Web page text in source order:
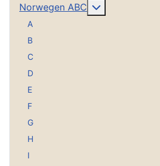
Norwegen ABC
A
B
C
D
E
F
G
H
I